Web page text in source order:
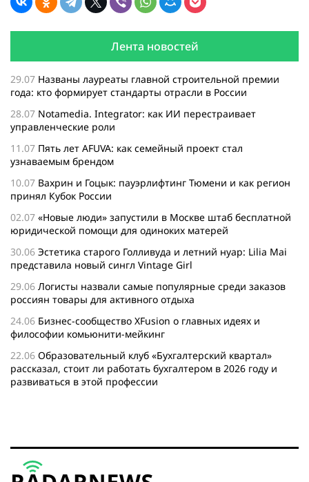
Лента новостей
29.07 Названы лауреаты главной строительной премии
года: кто формирует стандарты отрасли в России
28.07 Notamedia. Integrator: как ИИ перестраивает
управленческие роли
11.07 Пять лет AFUVA: как семейный проект стал
узнаваемым брендом
10.07 Вахрин и Гоцык: пауэрлифтинг Тюмени и как регион
принял Кубок России
02.07 «Новые люди» запустили в Москве штаб бесплатной
юридической помощи для одиноких матерей
30.06 Эстетика старого Голливуда и летний нуар: Lilia Mai
представила новый сингл Vintage Girl
29.06 Логисты назвали самые популярные среди заказов
россиян товары для активного отдыха
24.06 Бизнес-сообщество XFusion о главных идеях и
философии комьюнити-мейкинг
22.06 Образовательный клуб «Бухгалтерский квартал»
рассказал, стоит ли работать бухгалтером в 2026 году и
развиваться в этой профессии
бизнесу нужен ребрендинг для роста компании
26.05Инновационное десятилетие России: бизнес, власть